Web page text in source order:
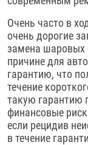
Очень часто в
очень дорогие
замена шаровых
причине для
гарантию, что
течение
такую гарантию
финансовые
если рецидив
в течение